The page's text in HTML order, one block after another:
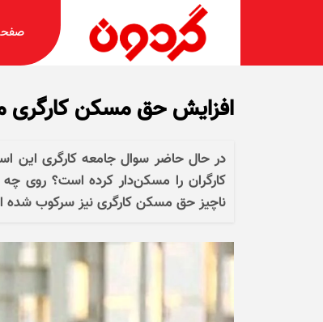
افزایش حق مسکن کارگری
در حال حاضر سوال جامعه کارگری این
کارگران را مسکن‌دار کرده است؟ روی
ناچیز حق مسکن کارگری نیز سرکوب